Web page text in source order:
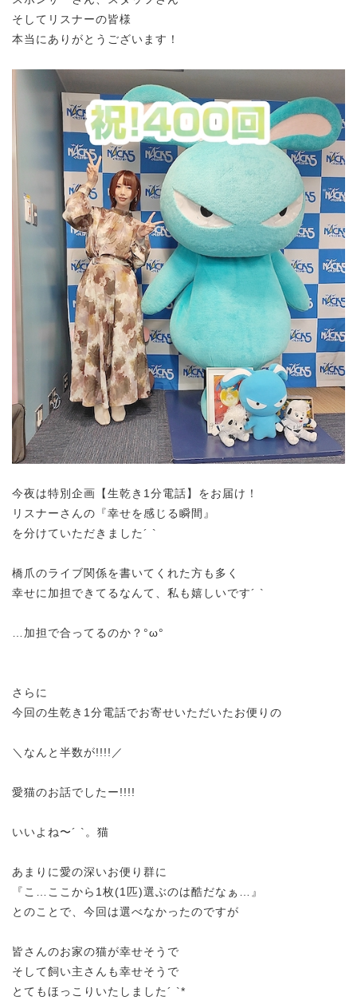
そしてリスナーの皆様
本当にありがとうございます！
今夜は特別企画【生乾き1分電話】をお届け！
リスナーさんの『幸せを感じる瞬間』
を分けていただきました´ `
橋爪のライブ関係を書いてくれた方も多く
幸せに加担できてるなんて、私も嬉しいです´ `
…加担で合ってるのか？°ω°
さらに
今回の生乾き1分電話でお寄せいただいたお便りの
＼なんと半数が!!!!／
愛猫のお話でしたー!!!!
いいよね〜´ `。猫
あまりに愛の深いお便り群に
『こ…ここから1枚(1匹)選ぶのは酷だなぁ…』
とのことで、今回は選べなかったのですが
皆さんのお家の猫が幸せそうで
そして飼い主さんも幸せそうで
とてもほっこりいたしました´ `*